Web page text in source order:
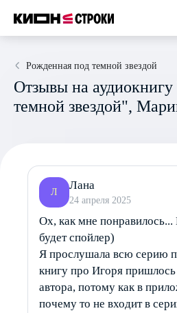
Рожденная под темной звездой
Отзывы на
темной звездой",
Л
Лана
24 апреля 2025
Ох, как мне
будет спойлер)
Я прослушала всю серию
книгу про Игоря пришлось
автора, потому как в
почему то не входит в